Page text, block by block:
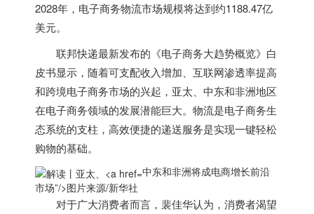
2028年，电子商务物流市场规模将达到约1188.47亿
美元。
联邦快递最新发布的《电子商务大趋势概览》白
皮书显示，随着可支配收入增加、互联网渗透率提高
和跨境电子商务市场的兴起，亚太、 中东和非洲地区
在电子商务领域的发展潜能巨大。物流是电子商务生
态系统的支柱，高效便捷的递送服务是实现一键轻松
购物的基础。
中东和非洲将成电商增长前沿
市场”/>图片来源/新华社
对于广大消费者而言，裴佳华认为，消费者渴望